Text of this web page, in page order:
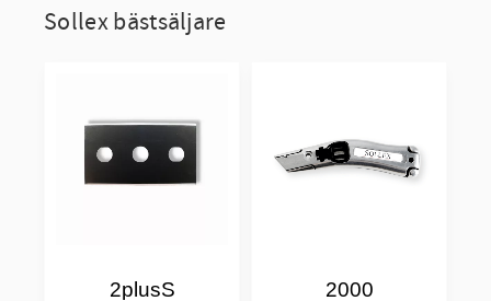
Sollex bästsäljare
2plusS 2000